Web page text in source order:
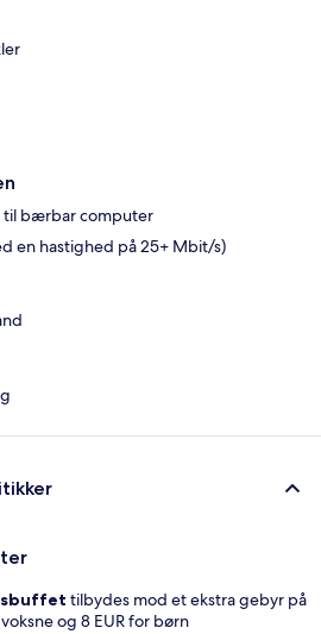
til bærbar computer
en hastighed på 25+ Mbit/s)
tilbydes mod et ekstra gebyr på
voksne og 8 EUR for børn